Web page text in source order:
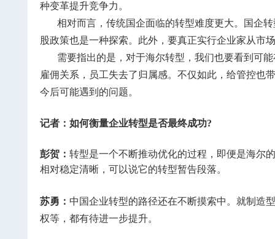
种变革提升竞争力。
相对而言，传统国企面临的转型难度更大。国企
股政策也是一种探索。此外，要真正实行企业家从市
需要指出的是，对于海尔转型，我们也要看到可
雇佣关系，员工失去了归属感。不仅如此，给管控
今后可能遇到的问题。
记者：如何衡量企业转型是否最终成功?
彭贺： 转型是一个不断推动优化的过程，即便是海尔
相对稳定清晰，可以说它的转型暂告段落。
苏勇： 中国企业转型的路径还在不断摸索中。就制造
权等，都有待进一步提升。